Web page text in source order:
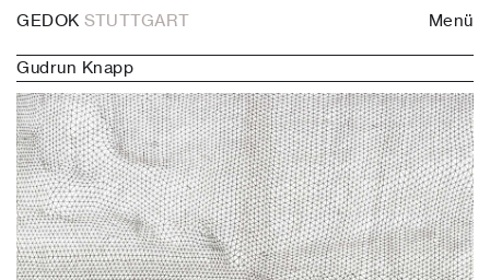
GEDOKSTUTTGART Menü
Gudrun Knapp